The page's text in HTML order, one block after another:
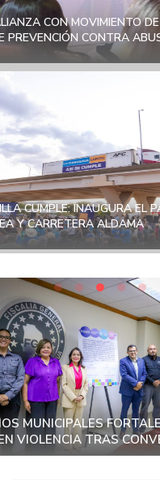
CON MOVIMIENTO
PREVENCIÓN CONTRA
CUMPLE: INAUGURA EL
Y CARRETERA ALDAMA
ESTRATEGIA CONTRA EL
SSPE LOCALIZA Y
EN CHIHUAHUA